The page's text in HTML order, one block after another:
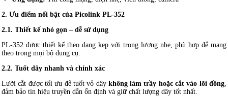
2. Ưu điểm nổi bật của Picolink PL-352
2.1. Thiết kế nhỏ gọn – dễ sử dụng
PL-352 được thiết kế theo dạng kẹp với trọng lượng nhẹ, phù hợp để mang
theo trong mọi bộ dụng cụ.
2.2. Tuốt dây nhanh và chính xác
Lưỡi cắt được tối ưu để tuốt vỏ dây không làm trầy hoặc cắt vào lõi đồng,
đảm bảo tín hiệu truyền dẫn ổn định và giữ chất lượng dây tốt nhất.